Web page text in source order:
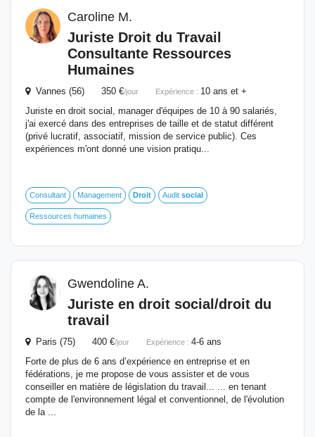
Caroline M.
Juriste Droit du Travail
Consultante Ressources
Humaines
Vannes (56) 350 €/jour Expérience : 10 ans et +
Juriste en droit social, manager d'équipes de 10 à 90 salariés,
j'ai exercé dans des entreprises de taille et de statut différent
(privé lucratif, associatif, mission de service public). Ces
expériences m'ont donné une vision pratiqu...
Consultant Management Droit Audit social
Ressources humaines
Gwendoline A.
Juriste en droit social /droit du
travail
Paris (75) 400 €/jour Expérience : 4-6 ans
Forte de plus de 6 ans d’expérience en entreprise et en
fédérations, je me propose de vous assister et de vous
conseiller en matière de législation du travail... ... en tenant
compte de l'environnement légal et conventionnel, de l'évolution
de la ...